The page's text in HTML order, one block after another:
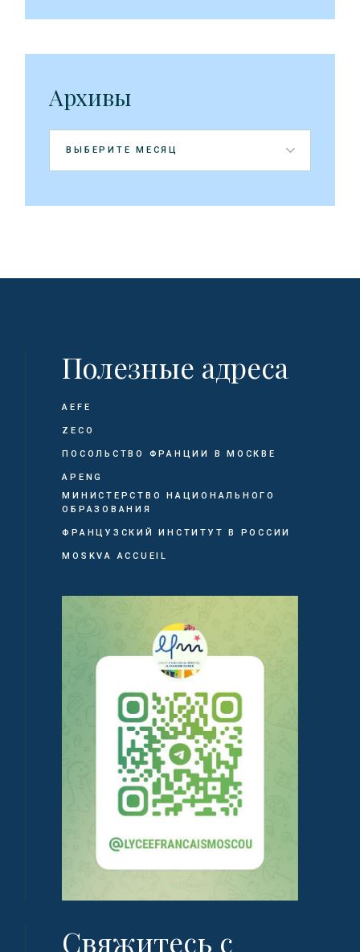
Архивы
Архивы
Полезные адреса
AEFE
ZECO
ПОСОЛЬСТВО ФРАНЦИИ В МОСКВЕ
APENG
МИНИСТЕРСТВО НАЦИОНАЛЬНОГО
ОБРАЗОВАНИЯ
ФРАНЦУЗСКИЙ ИНСТИТУТ В РОССИИ
MOSKVA ACCUEIL
Свяжитесь с